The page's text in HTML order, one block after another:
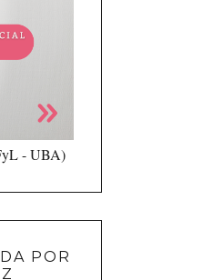
- UBA)
POR